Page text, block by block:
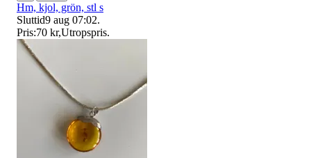
Hm, kjol, grön, stl s
Sluttid9 aug 07:02.
Pris:70 kr,Utropspris.